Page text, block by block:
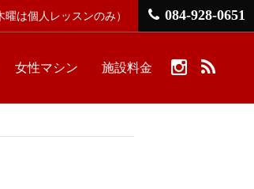
曜は個人レッスンのみ） 084-928-0651
女性マシン 施設料金